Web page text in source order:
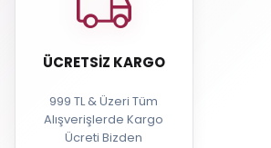
ÜCRETSIZ KARGO
999 TL & Üzeri Tüm
Alışverişlerde Kargo
Ücreti Bizden